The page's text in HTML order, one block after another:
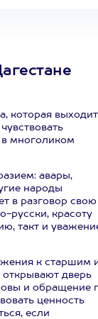
которая выходит
многоликом
авары,
народы
в разговор свою
русски, красоту
такт и
к старшим
открывают дверь
и обращение
ценность
если